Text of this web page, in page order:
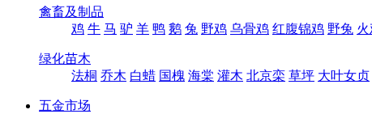
禽畜及制品
鸡 牛 马 驴 羊 鸭 鹅 兔 野鸡 乌骨鸡 红腹锦鸡 野兔
绿化苗木
法桐 乔木 白蜡 国槐 海棠 灌木 北京栾 草坪 大叶女贞
五金市场